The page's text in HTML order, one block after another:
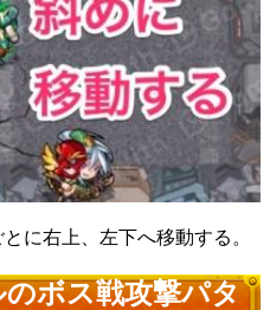
に右上、左下へ移動する。
ボス戦攻撃パタ